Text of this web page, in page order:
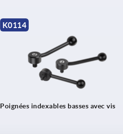
K0114
Poignées indexables basses avec vis